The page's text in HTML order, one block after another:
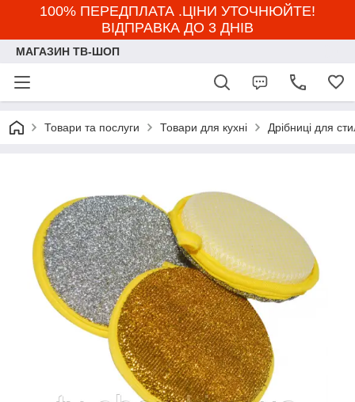
100% ПЕРЕДПЛАТА .ЦІНИ УТОЧНЮЙТЕ!
ВІДПРАВКА ДО 3 ДНІВ
МАГАЗИН ТВ-ШОП
Товари та послуги Товари для кухні Дрібниці для